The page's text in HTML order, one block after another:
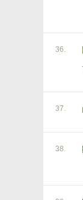
36.
37.
38.